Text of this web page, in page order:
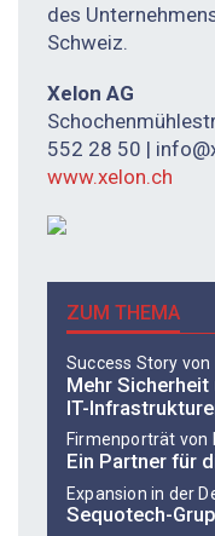
des
Schweiz.
Xelon AG
552 28 50 |
www.xelon.ch
ZUM THEMA
Success Story
Mehr
IT-
Firmenporträt von
Ein Partner für
Expansion in der
Sequotech-